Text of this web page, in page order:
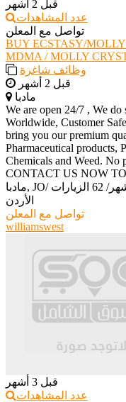
قبل 2 أشهر
عدد المشاهدات
تواصل مع المعلن
BUY ECSTASY/
MDMA / MOLLY
وظائف شاغرة
قبل 2 أشهر
مادبا
We are open 24/7 , We
Worldwide, Customer
bring you our premium
Pharmaceutical products,
Chemicals and Weed. No
CONTACT US NOW
مادبا, JO/ / 62 الزيارات
الأردن
تواصل مع المعلن
williamswest
قبل 3 أشهر
عدد المشاهدات